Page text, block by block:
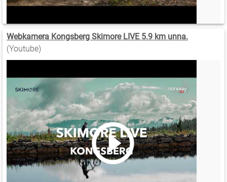
Webkamera Kongsberg Skimore LIVE 5.9 km unna.
(Youtube)